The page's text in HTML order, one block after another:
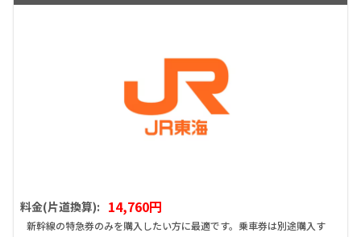
料金(片道換算): 14,760円
新幹線の特急券のみを購入したい方に最適です。乗車券は別途購入す